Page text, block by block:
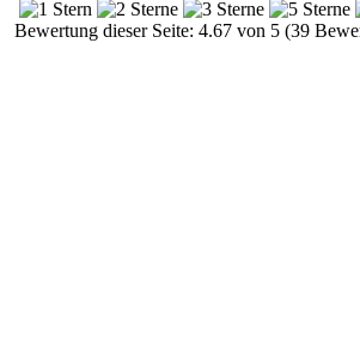
Bewertung dieser Seite: 4.67 von 5 (39